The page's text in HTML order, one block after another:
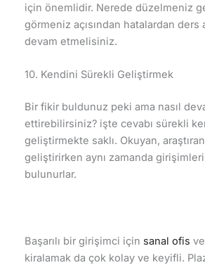
için önemlidir. Nerede düzelmeniz
görmeniz açısından hatalardan ders
devam etmelisiniz.
10. Kendini Sürekli Geliştirmek
Bir fikir buldunuz peki ama nasıl
ettirebilirsiniz? işte cevabı sürekli
geliştirmekte saklı. Okuyan,
geliştirirken aynı zamanda
bulunurlar.
Başarılı bir girişimci için sanal ofis ve
kiralamak da çok kolay ve keyifli.